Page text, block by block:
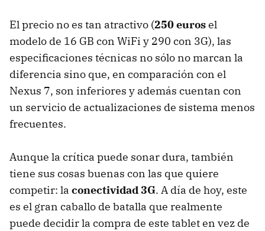
El precio no es tan atractivo (250 eurosel
modelo de 16 GB con WiFi y 290 con 3G), las
especificaciones técnicas no sólo no marcan la
diferencia sino que, en comparación con el
Nexus 7, son inferiores y además cuentan con
un servicio de actualizaciones de sistema menos
frecuentes.
Aunque la crítica puede sonar dura, también
tiene sus cosas buenas con las que quiere
competir: la conectividad 3G. A día de hoy, este
es el gran caballo de batalla que realmente
puede decidir la compra de este tablet en vez de